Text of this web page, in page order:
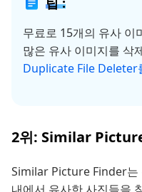
무료로 15개의 유사 이
많은 유사 이미지를 삭
Duplicate File Deleter
2위: Similar
Similar Picture Finder는